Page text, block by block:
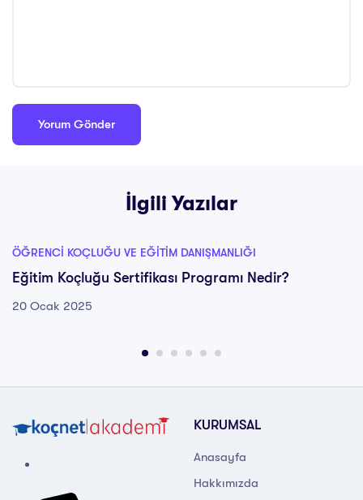
İlgili Yazılar
ÖĞRENCI KOÇLUĞU VE EĞITIM DANIŞMANLIĞI
Eğitim Koçluğu Sertifikası Programı Nedir?
20 Ocak 2025
KURUMSAL
Anasayfa
Hakkımızda